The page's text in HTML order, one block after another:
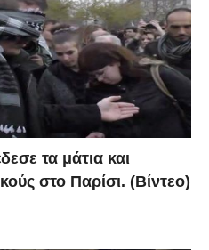
τα μάτια και
στο Παρίσι. (Βίντεο)